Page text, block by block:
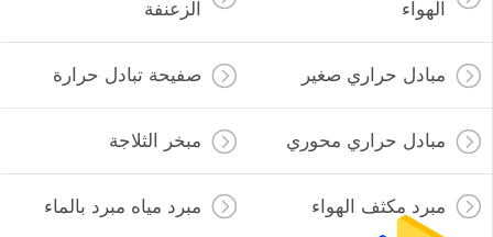
الهواء
الزعنفة
مبادل حراري صغير صفيحة تبادل حرارة
مبادل حراري محوري مبخر الثلاجة
مبرد مكثف الهواء مبرد مياه مبرد بالماء